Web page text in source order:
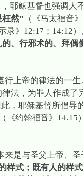
，耶稣基督也强调人
然” （《马太福音》
录》 12:17 ； 14:12
、行邪术的、拜
行上帝的律法的一
法，为罪人作成了
此，耶稣基督所倡导
（《约翰福音》 14:15
来是与圣父上帝、
样式；既有人的样